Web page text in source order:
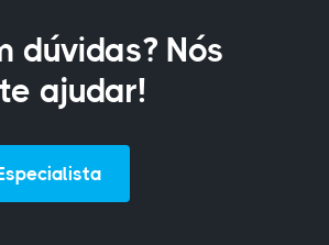
dúvidas? Nós
ajudar!